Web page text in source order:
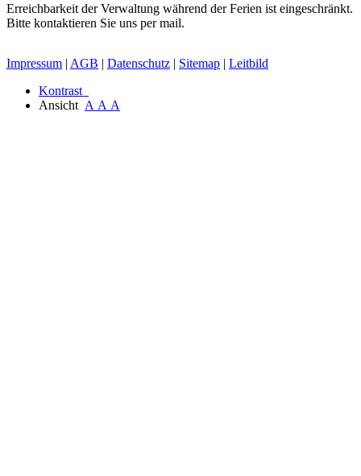
Erreichbarkeit der Verwaltung während der Ferien ist eingeschränkt.
Bitte kontaktieren Sie uns per mail.
Impressum | AGB | Datenschutz | Sitemap | Leitbild
Kontrast
Ansicht A A A